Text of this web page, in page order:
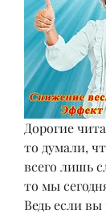
Дорогие
то думали,
всего лишь
то мы
Ведь если